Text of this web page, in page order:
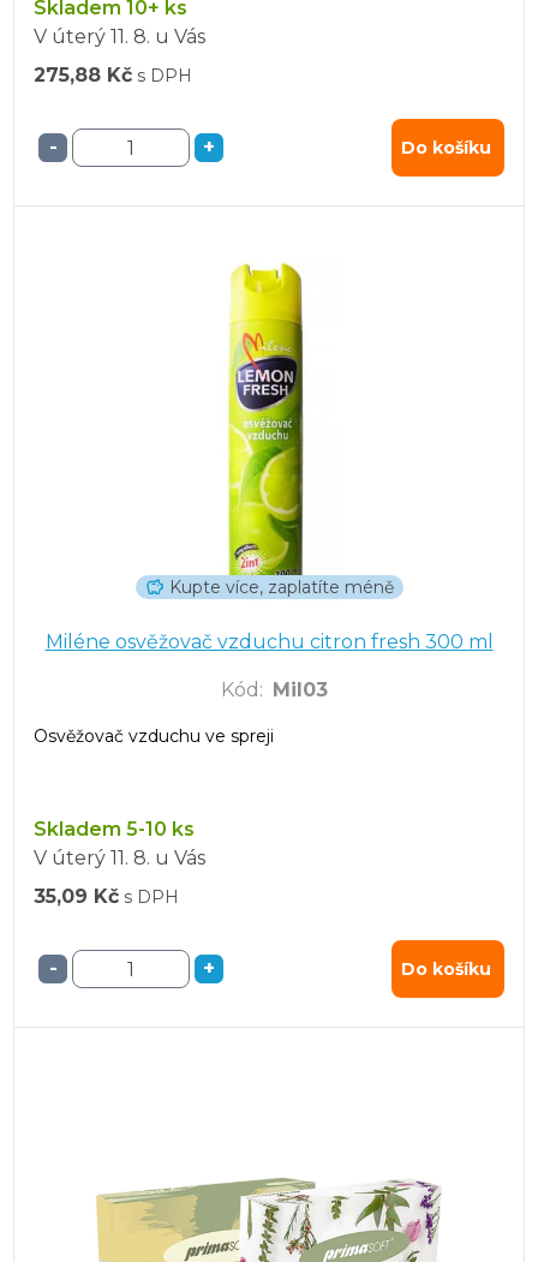
Skladem 10+ ks
V úterý 11. 8. u Vás
275,88 Kč s DPH
- + Do košíku
Kupte více, zaplatíte méně
Miléne osvěžovač vzduchu citron fresh 300 ml
Kód : Mil03
Osvěžovač vzduchu ve spreji
Skladem 5-10 ks
V úterý 11. 8. u Vás
35,09 Kč s DPH
- + Do košíku